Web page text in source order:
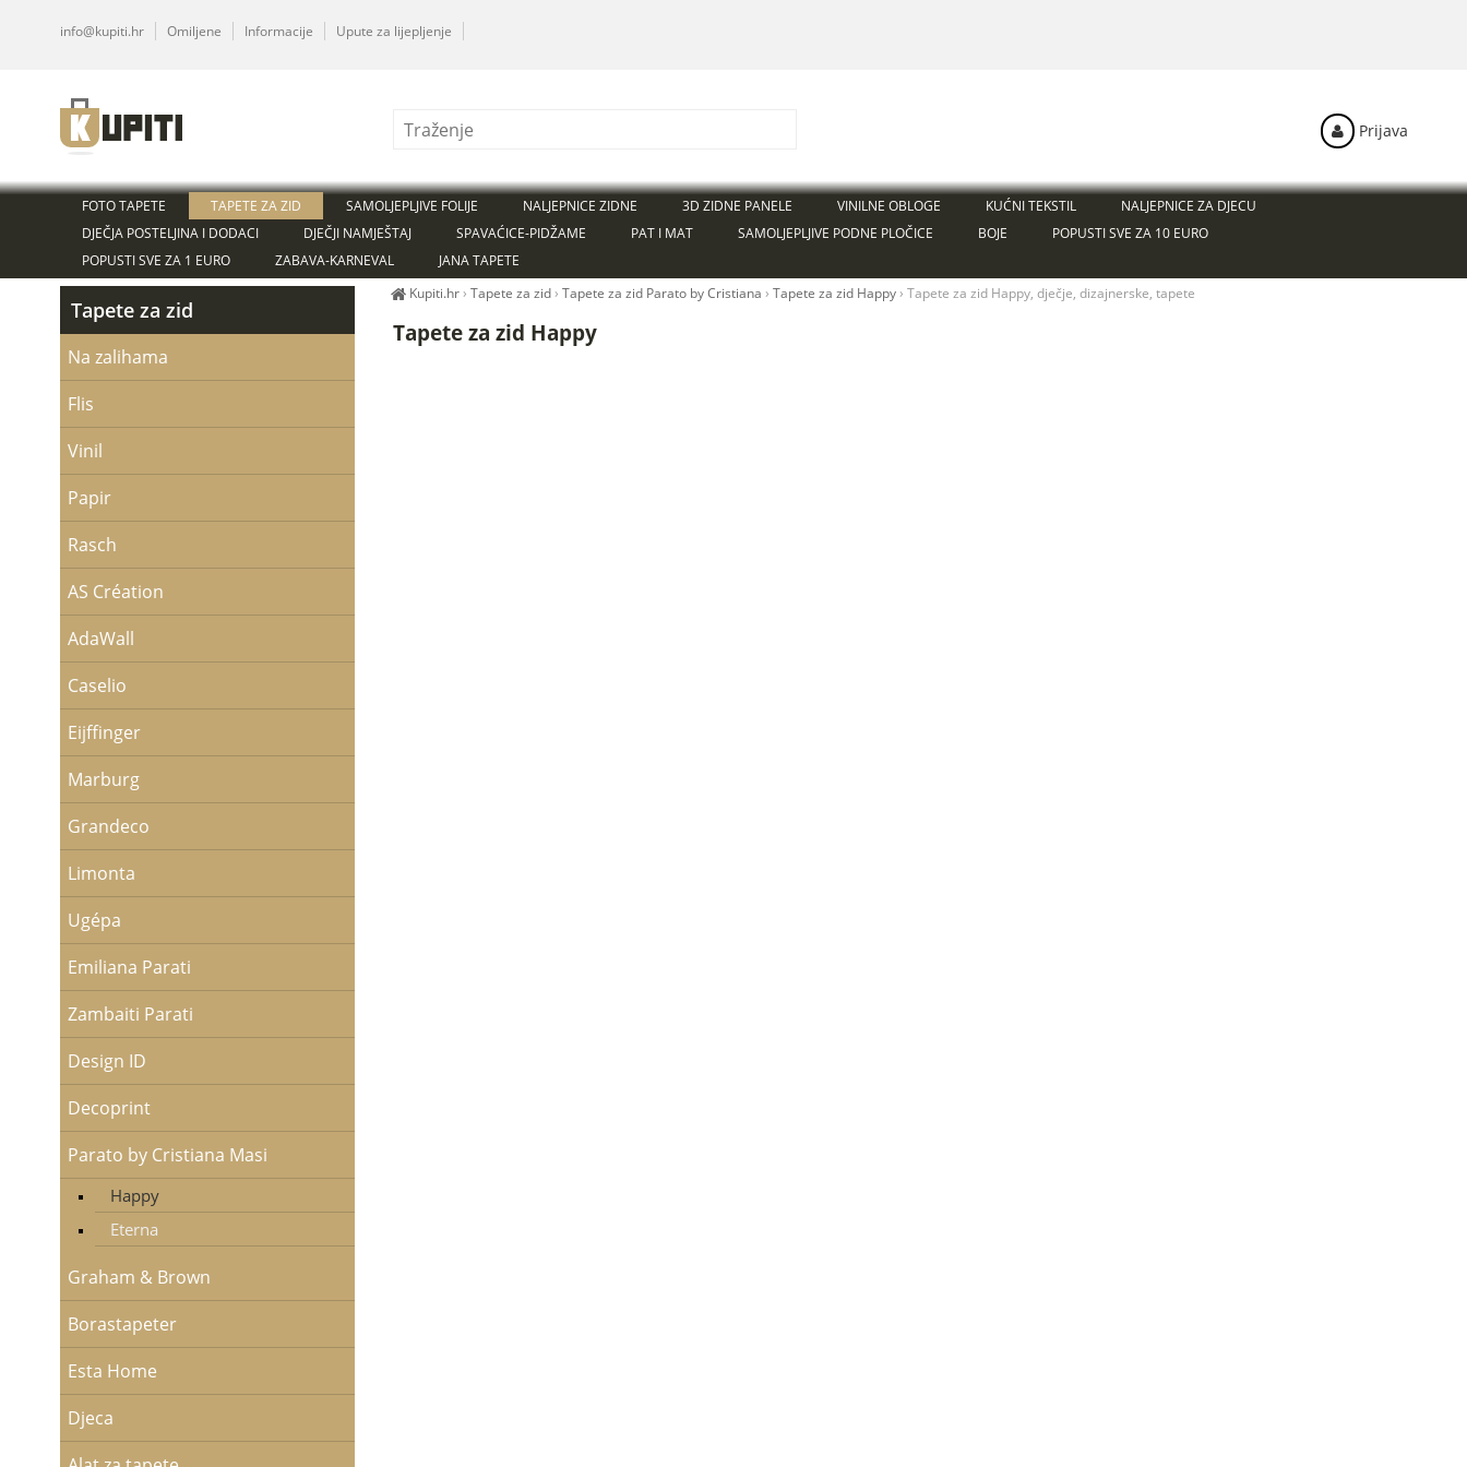
Tapete za zid Happy
Tapete za zid
Na zalihama
Flis
Vinil
Papir
Rasch
AS Création
AdaWall
Caselio
Eijffinger
Marburg
Grandeco
Limonta
Ugépa
Emiliana Parati
Zambaiti Parati
Design ID
Decoprint
Parato by Cristiana Masi
Happy
Eterna
Graham & Brown
Borastapeter
Esta Home
Djeca
FOTO TAPETE TAPETE ZA ZID SAMOLJEPLJIVE FOLIJE NALJEPNICE ZIDNE 3D ZIDNE PANELE VINILNE OBLOGE KUĆNI TEKSTIL
NALJEPNICE ZA DJECU
DJEČJA POSTELJINA I DODACI
DJEČJI NAMJEŠTAJ SPAVAĆICE-PIDŽAME PAT I MAT SAMOLJEPLJIVE PODNE PLOČICE BOJE
POPUSTI SVE ZA 10 EURO
POPUSTI SVE ZA 1 EURO
ZABAVA-KARNEVAL JANA TAPETE
Kupiti.hr›Tapete za zid ›Tapete za zid Parato by Cristiana ›Tapete za zid Happy ›Tapete za zid Happy, dječje, dizajnerske, tapete
info@kupiti.hr Omiljene Informacije Upute za lijepljenje
Prijava